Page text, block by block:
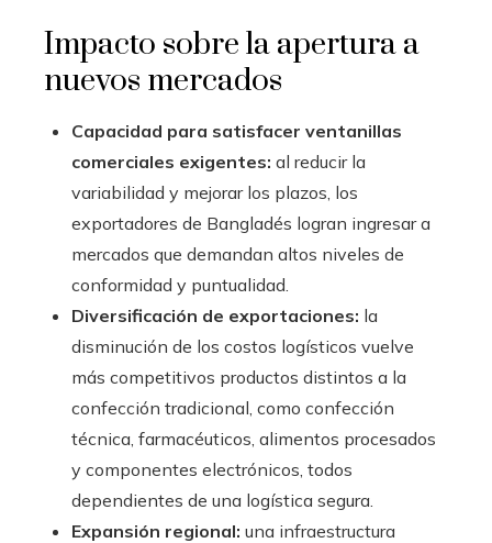
Impacto sobre la apertura a
nuevos mercados
Capacidad para satisfacer ventanillas
comerciales exigentes: al reducir la
variabilidad y mejorar los plazos, los
exportadores de Bangladés logran ingresar a
mercados que demandan altos niveles de
conformidad y puntualidad.
Diversificación de exportaciones: la
disminución de los costos logísticos vuelve
más competitivos productos distintos a la
confección tradicional, como confección
técnica, farmacéuticos, alimentos procesados
y componentes electrónicos, todos
dependientes de una logística segura.
Expansión regional: una infraestructura